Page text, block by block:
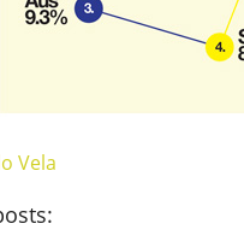
Vela